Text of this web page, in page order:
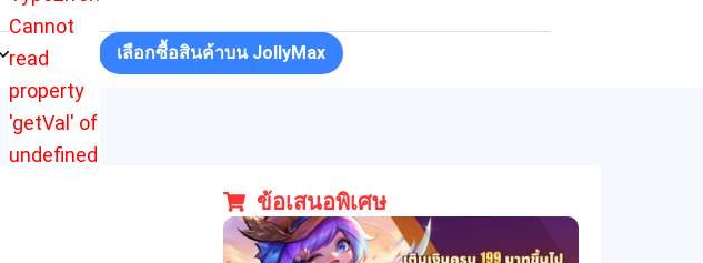
Cannot
read
property
'getVal' of
undefined
เลือกซื้อสินค้าบน JollyMax
ข้อเสนอพิเศษ